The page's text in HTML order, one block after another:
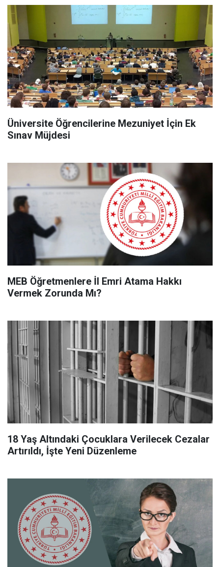
Üniversite Öğrencilerine Mezuniyet İçin Ek
Sınav Müjdesi
MEB Öğretmenlere İl Emri Atama Hakkı
Vermek Zorunda Mı?
18 Yaş Altındaki Çocuklara Verilecek Cezalar
Artırıldı, İşte Yeni Düzenleme